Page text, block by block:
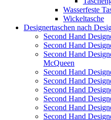
Wasserfeste
Wickeltasche
Designertaschen nach
Second Hand
Second Hand
Second Hand
McQueen
Second Hand
Second Hand
Second Hand
Second Hand
Second Hand
Second Hand